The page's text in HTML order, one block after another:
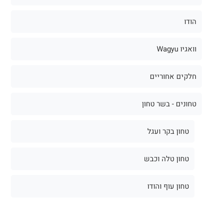
הודו
וואגיו Wagyu
חלקים אחוריים
טחונים - בשר טחון
טחון בקר ועגל
טחון טלה וכבש
טחון עוף והודו